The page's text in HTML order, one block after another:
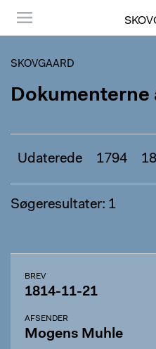
SKOVGAARD
Dokumenterne
Udaterede 1794
Søgeresultater: 1
BREV
1814-11-21
AFSENDER
Mogens Muhle